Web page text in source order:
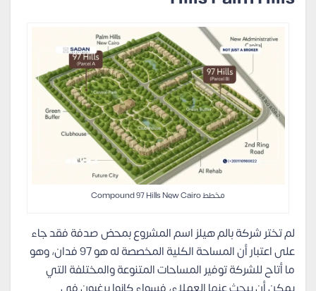
مخطط Compound 97 Hills New Cairo
لم تختر شركة بالم هيلز اسم المشروع بمحض صدفة فقد جاء
على اعتبار أن المساحة الكلية المخصصة له هو 97 فدان، وهو
ما أتاح للشركة توفير المساحات المتنوعة والمختلفة التي